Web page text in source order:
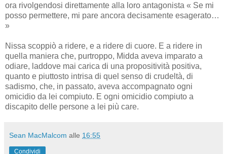
ora rivolgendosi direttamente alla loro antagonista « Se mi
posso permettere, mi pare ancora decisamente esagerato…
»
Nissa scoppiò a ridere, e a ridere di cuore. E a ridere in
quella maniera che, purtroppo, Midda aveva imparato a
odiare, laddove mai carica di una propositività positiva,
quanto e piuttosto intrisa di quel senso di crudeltà, di
sadismo, che, in passato, aveva accompagnato ogni
omicidio da lei compiuto. E ogni omicidio compiuto a
discapito delle persone a lei più care.
Sean MacMalcom alle 16:55
Condividi